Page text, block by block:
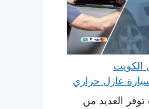
الكويت
العديد من